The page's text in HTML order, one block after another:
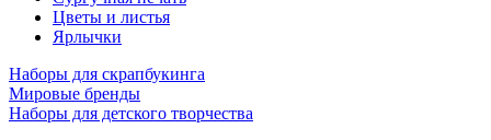
Цветы и листья
Ярлычки
Наборы для скрапбукинга
Мировые бренды
Наборы для детского творчества